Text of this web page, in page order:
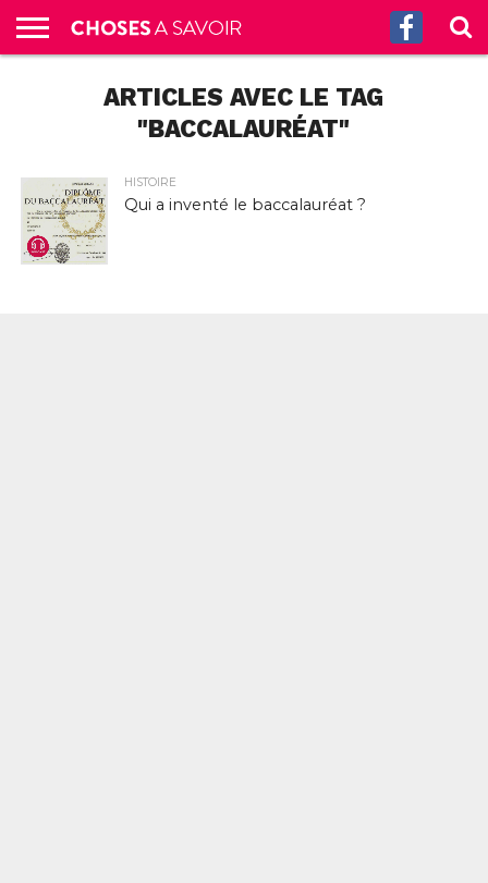
CULTURE
SCIENCES
HISTOIRE
ÉCONOMIE
INCROYABLE
S’ABONNER
CONTACT
PROPOSARTICLES AVEC LE TAG
"BACCALAURÉAT"
HISTOIRE
Qui a inventé le baccalauréat ?